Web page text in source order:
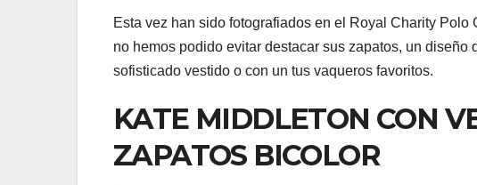
Esta vez han sido fotografiados en el Royal Charity
no hemos podido evitar destacar sus zapatos, un
sofisticado vestido o con un tus vaqueros favoritos.
KATE MIDDLETON CON
ZAPATOS BICOLOR